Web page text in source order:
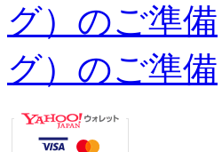
グ）のご準備